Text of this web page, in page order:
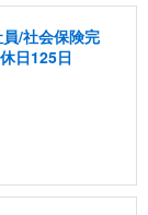
/社会保険完
日125日